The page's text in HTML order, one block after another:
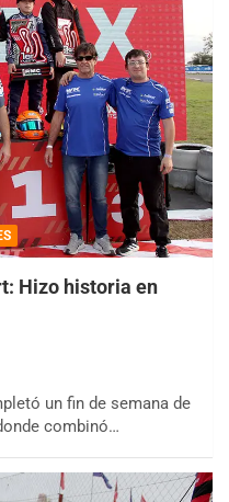
Hizo historia en
un fin de semana de
combinó…